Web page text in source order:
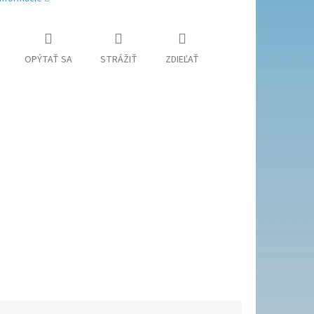
OPÝTAŤ SA STRÁŽIŤ ZDIEĽAŤ